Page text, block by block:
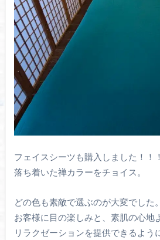
フェイスシーツも購入しました！！！
落ち着いた禅カラーをチョイス。
どの色も素敵で選ぶのが大変でした。
お客様に目の楽しみと、素肌の心地
リラクゼーションを提供できるよう